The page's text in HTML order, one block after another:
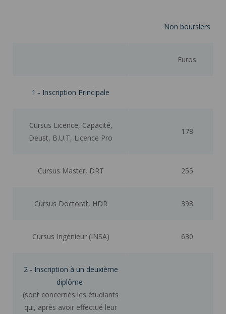
Non boursiers
Euros
1 - Inscription Principale
Cursus Licence, Capacité,
Deust, B.U.T, Licence Pro
178
Cursus Master, DRT 255
Cursus Doctorat, HDR 398
Cursus Ingénieur (INSA) 630
2 - Inscription à un deuxième
diplôme
(sont concernés les étudiants
qui, après avoir effectué leur